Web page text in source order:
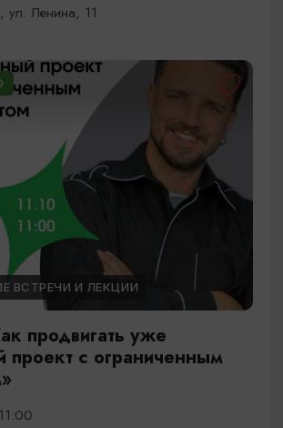
ул. Ленина, 11
ВСТРЕЧИ И ЛЕКЦИИ
продвигать уже
проект с ограниченным